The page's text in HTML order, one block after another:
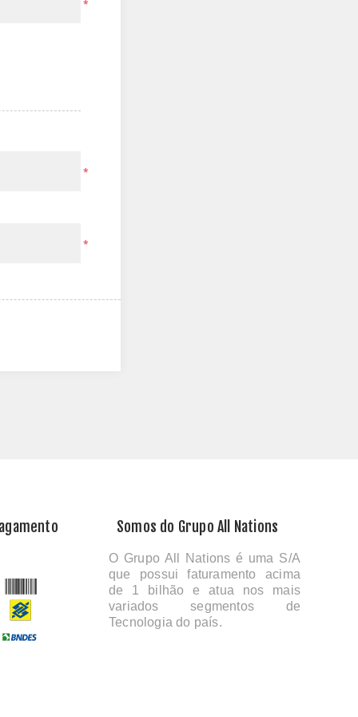
*
*
*
Somos do Grupo All Nations
O Grupo All Nations é uma S/A
que possui faturamento acima
de 1 bilhão e atua nos mais
variados segmentos de
Tecnologia do país.